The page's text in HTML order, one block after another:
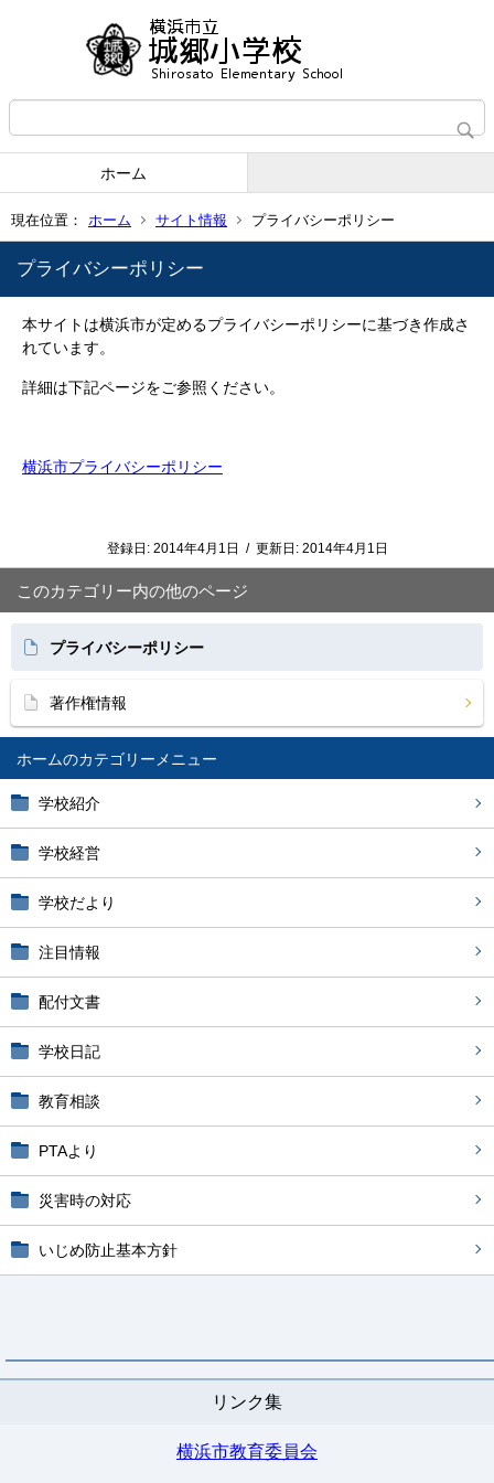
ホーム
現在位置： ホーム サイト情報 プライバシーポリシー
ホーム
学校紹介
学校経営
学校だより
注目情報
配付文書
学校日記
教育相談
PTAより
災害時の対応
いじめ防止基本方針
リンク集
横浜市教育委員会
プライバシーポリシー
本サイトは横浜市が定めるプライバシーポリシーに基づき作成さ
れています。
詳細は下記ページをご参照ください。
横浜市プライバシーポリシー
登録日: 2014年4月1日 / 更新日: 2014年4月1日
このカテゴリー内の他のページ
プライバシーポリシー
著作権情報